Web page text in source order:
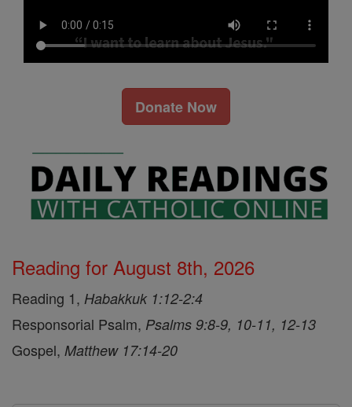
Donate Now
Reading for August 8th, 2026
Reading 1, Habakkuk 1:12-2:4
Responsorial Psalm, Psalms 9:8-9, 10-11, 12-13
Gospel, Matthew 17:14-20